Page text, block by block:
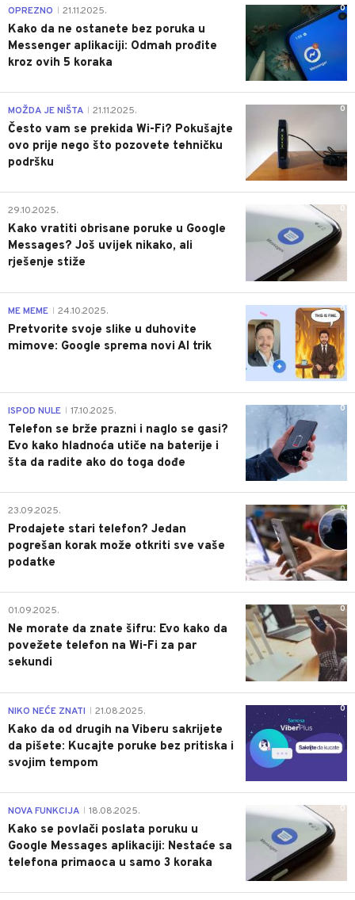
0
OPREZNO 21.11.2025.
Kako da ne ostanete bez poruka u
Messenger aplikaciji: Odmah prođite
kroz ovih 5 koraka
0
MOŽDA JE NIŠTA 21.11.2025.
Često vam se prekida Wi-Fi? Pokušajte
ovo prije nego što pozovete tehničku
podršku
0
29.10.2025.
Kako vratiti obrisane poruke u Google
Messages? Još uvijek nikako, ali
rješenje stiže
0
ME MEME 24.10.2025.
Pretvorite svoje slike u duhovite
mimove: Google sprema novi AI trik
0
ISPOD NULE 17.10.2025.
Telefon se brže prazni i naglo se gasi?
Evo kako hladnoća utiče na baterije i
šta da radite ako do toga dođe
0
23.09.2025.
Prodajete stari telefon? Jedan
pogrešan korak može otkriti sve vaše
podatke
0
01.09.2025.
Ne morate da znate šifru: Evo kako da
povežete telefon na Wi-Fi za par
sekundi
0
NIKO NEĆE ZNATI 21.08.2025.
Kako da od drugih na Viberu sakrijete
da pišete: Kucajte poruke bez pritiska i
svojim tempom
0
NOVA FUNKCIJA 18.08.2025.
Kako se povlači poslata poruku u
Google Messages aplikaciji: Nestaće sa
telefona primaoca u samo 3 koraka